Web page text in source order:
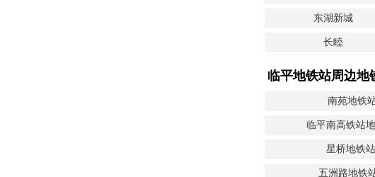
东湖新城
长睦
临平地铁站周边地
南苑地铁
临平南高铁站
星桥地铁
五洲路地铁